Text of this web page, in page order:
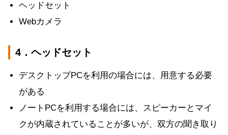
ヘッドセット
Webカメラ
4．ヘッドセット
デスクトップPCを利用の場合には、用意する必要
がある
ノートPCを利用する場合には、スピーカーとマイ
クが内蔵されていることが多いが、双方の聞き取り